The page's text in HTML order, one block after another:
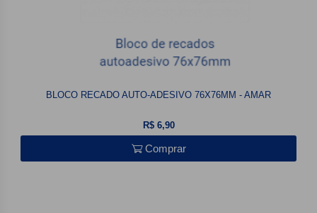
BLOCO RECADO AUTO-ADESIVO 76X76MM - AMAR
R$ 6,90
Comprar